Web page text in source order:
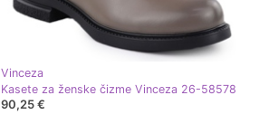
Vinceza
Kasete za ženske čizme Vinceza 26-58578
90,25 €